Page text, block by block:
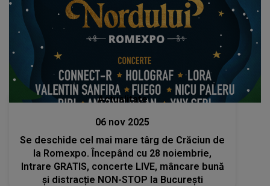
Actualitate
06 nov 2025
Se deschide cel mai mare târg de Crăciun de
la Romexpo. Începând cu 28 noiembrie,
Intrare GRATIS, concerte LIVE, mâncare bună
și distracție NON-STOP la București